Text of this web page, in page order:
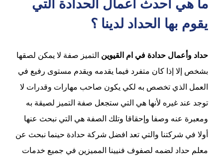
ما هي احدث اعمال الحدادة التي
يقوم بها الحداد لدينا ؟
حداد وأعمال حدادة في ام القيوين التميز صفة لا يمكن لصقها
بشخص إلا إذا كان متفرد فيما يقدمه ويقدم مستوى رفيع في
العمل الذي تخصص به لكي يكون صاحب مهارات وقدرات لا
توجد عند غيره لأنها هي التي ستجعل صفة التميز لصيقة به
ومعبرة عنه وصفا وإحقاقا وتلك الصفة هي التي نبحث عنها
أولا في شركتنا والتي تعد افضل شركة حدادة حينما نبحث عن
معلم حداد لضمه لصفوف فنيينا المميزين في جميع خدمات